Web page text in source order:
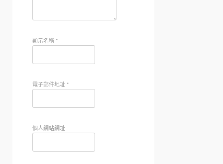
顯示名稱*
電子郵件地址*
個人網站網址